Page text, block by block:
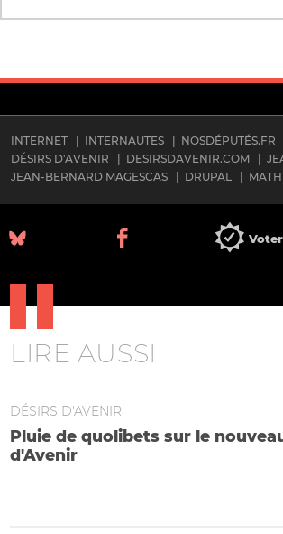
INTERNET INTERNAUTES
NOSDÉPUTÉS.FR
DÉSIRS D'AVENIR
DESIRSDAVENIR.COM
JEAN-BERNARD MAGESCAS
DRUPAL
Voter
LIRE AUSSI
DÉSIRS D'AVENIR
Pluie de quolibets sur le
d'Avenir